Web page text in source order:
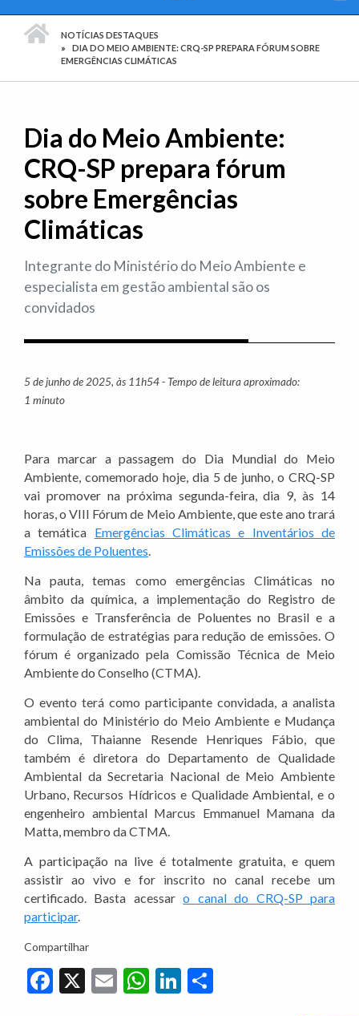
PÁGINA INICIAL
NOTÍCIAS DESTAQUES
DIA DO MEIO AMBIENTE: CRQ-SP PREPARA FÓRUM SOBRE
EMERGÊNCIAS CLIMÁTICAS
Dia do Meio Ambiente:
CRQ-SP prepara fórum
sobre Emergências
Climáticas
Integrante do Ministério do Meio Ambiente e
especialista em gestão ambiental são os
convidados
5 de junho de 2025, às 11h54 - Tempo de leitura aproximado:
1 minuto
Para marcar a passagem do Dia Mundial do Meio
Ambiente, comemorado hoje, dia 5 de junho, o CRQ-SP
vai promover na próxima segunda-feira, dia 9, às 14
horas, o VIII Fórum de Meio Ambiente, que este ano trará
a temática Emergências Climáticas e Inventários de
Emissões de Poluentes.
Na pauta, temas como emergências Climáticas no
âmbito da química, a implementação do Registro de
Emissões e Transferência de Poluentes no Brasil e a
formulação de estratégias para redução de emissões. O
fórum é organizado pela Comissão Técnica de Meio
Ambiente do Conselho (CTMA).
O evento terá como participante convidada, a analista
ambiental do Ministério do Meio Ambiente e Mudança
do Clima, Thaianne Resende Henriques Fábio, que
também é diretora do Departamento de Qualidade
Ambiental da Secretaria Nacional de Meio Ambiente
Urbano, Recursos Hídricos e Qualidade Ambiental, e o
engenheiro ambiental Marcus Emmanuel Mamana da
Matta, membro da CTMA.
A participação na live é totalmente gratuita, e quem
assistir ao vivo e for inscrito no canal recebe um
certificado. Basta acessaro canal do CRQ-SP para
participar.
Compartilhar
Facebook
X EmailWhatsApp
LinkedIn